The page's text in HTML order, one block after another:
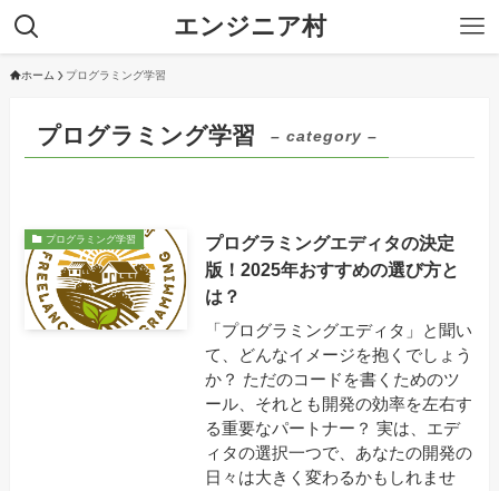
エンジニア村
ホーム プログラミング学習
プログラミング学習 – category –
プログラミング学習
プログラミングエディタの決定
版！2025年おすすめの選び方と
は？
「プログラミングエディタ」と聞い
て、どんなイメージを抱くでしょう
か？ ただのコードを書くためのツ
ール、それとも開発の効率を左右す
る重要なパートナー？ 実は、エデ
ィタの選択一つで、あなたの開発の
日々は大きく変わるかもしれませ